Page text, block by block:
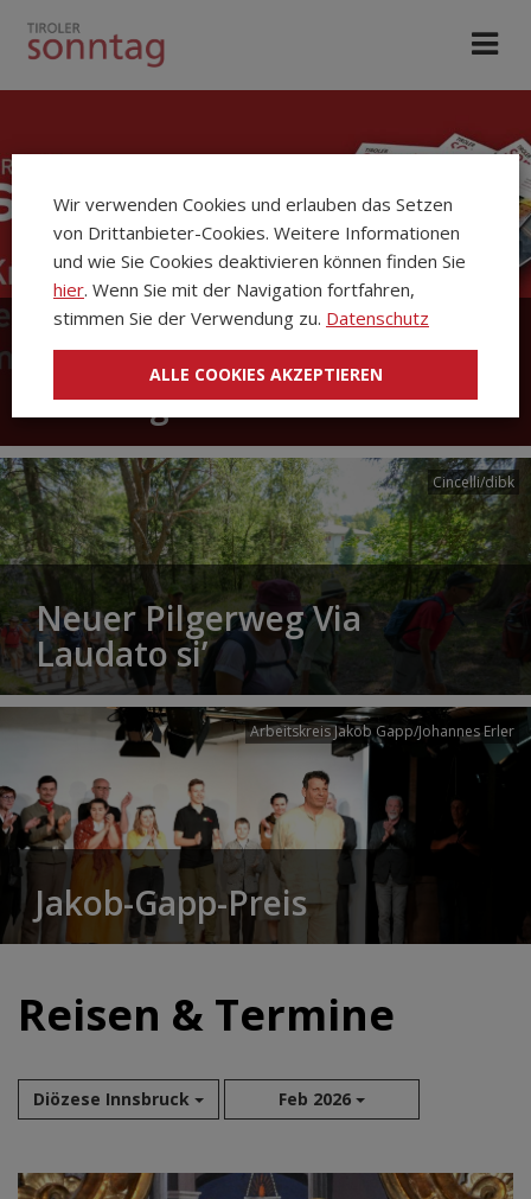
Die Kirchenzeitung Tiroler
Sonntag
Cincelli/dibk
Neuer Pilgerweg Via
Laudato si’
Arbeitskreis Jakob Gapp/Johannes Erler
Jakob-Gapp-Preis
Reisen & Termine
Diözese Innsbruck Feb 2026
Aug 2026
Wir verwenden Cookies und erlauben das Setzen
von Drittanbieter-Cookies. Weitere Informationen
und wie Sie Cookies deaktivieren können finden Sie
hier. Wenn Sie mit der Navigation fortfahren,
stimmen Sie der Verwendung zu. Datenschutz
ALLE COOKIES AKZEPTIEREN